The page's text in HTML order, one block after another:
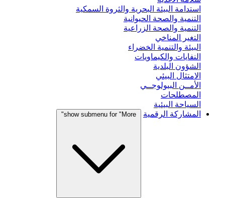
استدامة البيئة البحرية والثروة السمكية
التنمية والصحة الحيوانية
التنمية والصحة الزراعية
التغير المناخي
البيئة والتنمية الخضراء
النفايات والكيماويات
الشؤون البلدية
الامتثال البيئي
الأمــن البيولوجــي
المصطلحات
السياحة البيئية
المشاركة الرقمية
show submenu for "More"